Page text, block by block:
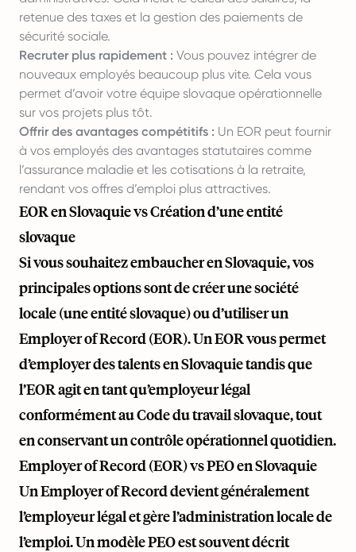
retenue des taxes et la gestion des paiements de
sécurité sociale.
Recruter plus rapidement : Vous pouvez intégrer de
nouveaux employés beaucoup plus vite. Cela vous
permet d’avoir votre équipe slovaque opérationnelle
sur vos projets plus tôt.
Offrir des avantages compétitifs : Un EOR peut fournir
à vos employés des avantages statutaires comme
l’assurance maladie et les cotisations à la retraite,
rendant vos offres d’emploi plus attractives.
EOR en Slovaquie vs Création d’une entité
slovaque
Si vous souhaitez embaucher en Slovaquie, vos
principales options sont de créer une société
locale (une entité slovaque) ou d’utiliser un
Employer of Record (EOR). Un EOR vous permet
d’employer des talents en Slovaquie tandis que
l’EOR agit en tant qu’employeur légal
conformément au Code du travail slovaque, tout
en conservant un contrôle opérationnel quotidien.
Employer of Record (EOR) vs PEO en Slovaquie
Un Employer of Record devient généralement
l’employeur légal et gère l’administration locale de
l’emploi. Un modèle PEO est souvent décrit